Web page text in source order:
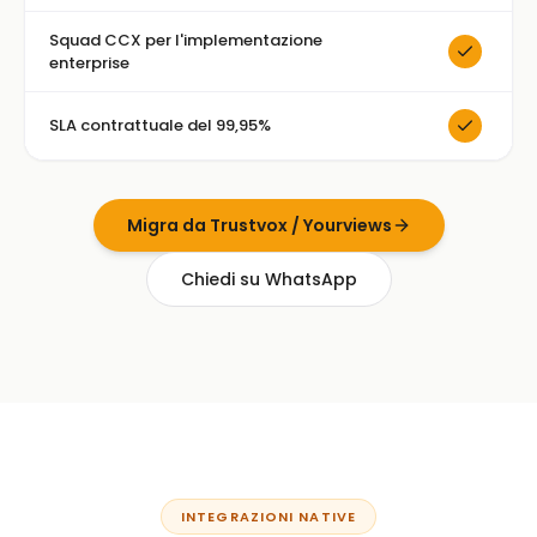
Squad CCX per l'implementazione
enterprise
SLA contrattuale del 99,95%
Migra da Trustvox / Yourviews
Chiedi su WhatsApp
INTEGRAZIONI NATIVE